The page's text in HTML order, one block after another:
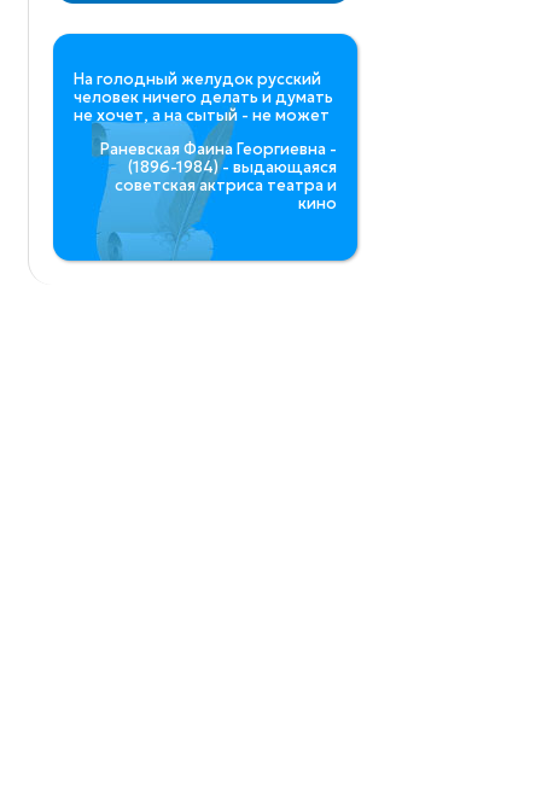
На голодный желудок русский
человек ничего делать и думать
не хочет, а на сытый - не может
Раневская Фаина Георгиевна -
(1896-1984) - выдающаяся
советская актриса театра и
кино